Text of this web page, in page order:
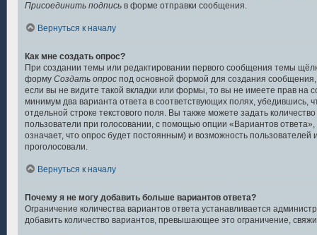
Присоединить подпись в форме отправки сообщения.
Вернуться к началу
Как мне создать опрос?
При создании темы или редактировании первого сообщения темы
форму Создать опрос под основной формой для создания сообщения,
если вы не видите такой вкладки или формы, то вы не имеете прав на
минимум два варианта ответа в соответствующих полях, убедившись,
отдельной строке текстового поля. Вы также можете задать
пользователи при голосовании, с помощью опции «Вариантов
означает, что опрос будет постоянным) и возможность пользователей
проголосовали.
Вернуться к началу
Почему я не могу добавить больше вариантов ответа?
Ограничение количества вариантов ответа устанавливается
добавить количество вариантов, превышающее это ограничение,